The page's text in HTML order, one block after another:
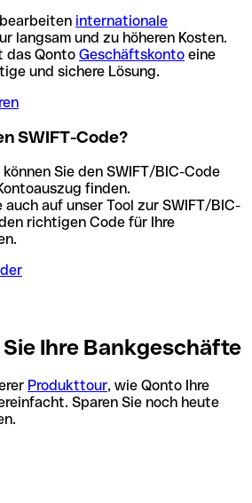
internationale
langsam und zu höheren Kosten.
das Qonto Geschäftskonto eine
und sichere Lösung.
SWIFT-Code?
Sie den SWIFT/BIC-Code
finden.
auf unser Tool zur SWIFT/BIC-
richtigen Code für Ihre
Ihre Bankgeschäfte
Produkttour, wie Qonto Ihre
Sparen Sie noch heute